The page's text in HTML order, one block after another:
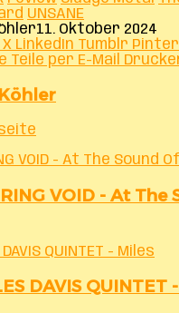
UNSANE
11. Oktober 2024
X LinkedIn Tumblr
Teile per E-Mail
VOID - At The Sound
VOID - At The
DAVIS QUINTET - Miles
DAVIS QUINTET